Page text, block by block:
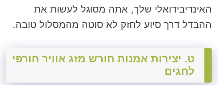
האינדיבידואלי שלך, אתה מסוגל לעשות את
ההבדל דרך סיוע לחזק לא סוטה מהמסלול טובה.
ט. יצירות אמנות חורש מזג אוויר חורפי
לחגים